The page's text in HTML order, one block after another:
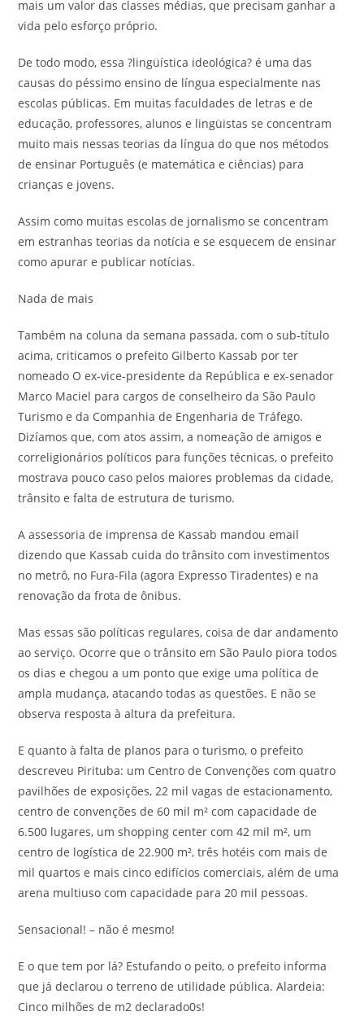
mais um valor das classes médias, que precisam ganhar a
vida pelo esforço próprio.
De todo modo, essa ?lingüística ideológica? é uma das
causas do péssimo ensino de língua especialmente nas
escolas públicas. Em muitas faculdades de letras e de
educação, professores, alunos e lingüistas se concentram
muito mais nessas teorias da língua do que nos métodos
de ensinar Português (e matemática e ciências) para
crianças e jovens.
Assim como muitas escolas de jornalismo se concentram
em estranhas teorias da notícia e se esquecem de ensinar
como apurar e publicar notícias.
Nada de mais
Também na coluna da semana passada, com o sub-título
acima, criticamos o prefeito Gilberto Kassab por ter
nomeado O ex-vice-presidente da República e ex-senador
Marco Maciel para cargos de conselheiro da São Paulo
Turismo e da Companhia de Engenharia de Tráfego.
Dizíamos que, com atos assim, a nomeação de amigos e
correligionários políticos para funções técnicas, o prefeito
mostrava pouco caso pelos maiores problemas da cidade,
trânsito e falta de estrutura de turismo.
A assessoria de imprensa de Kassab mandou email
dizendo que Kassab cuida do trânsito com investimentos
no metrô, no Fura-Fila (agora Expresso Tiradentes) e na
renovação da frota de ônibus.
Mas essas são políticas regulares, coisa de dar andamento
ao serviço. Ocorre que o trânsito em São Paulo piora todos
os dias e chegou a um ponto que exige uma política de
ampla mudança, atacando todas as questões. E não se
observa resposta à altura da prefeitura.
E quanto à falta de planos para o turismo, o prefeito
descreveu Pirituba: um Centro de Convenções com quatro
pavilhões de exposições, 22 mil vagas de estacionamento,
centro de convenções de 60 mil m² com capacidade de
6.500 lugares, um shopping center com 42 mil m², um
centro de logística de 22.900 m², três hotéis com mais de
mil quartos e mais cinco edifícios comerciais, além de uma
arena multiuso com capacidade para 20 mil pessoas.
Sensacional! – não é mesmo!
E o que tem por lá? Estufando o peito, o prefeito informa
que já declarou o terreno de utilidade pública. Alardeia:
Cinco milhões de m2 declarado0s!